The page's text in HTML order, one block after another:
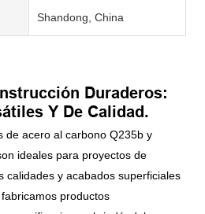
Shandong, China
Duraderos:
Y De Calidad.
de acero al carbono Q235b y
ideales para proyectos de
calidades y acabados superficiales
productos